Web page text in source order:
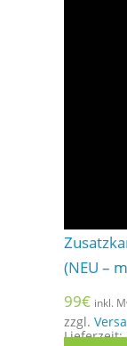
(NEU –
99€ inkl.
zzgl.
Lieferzeit: